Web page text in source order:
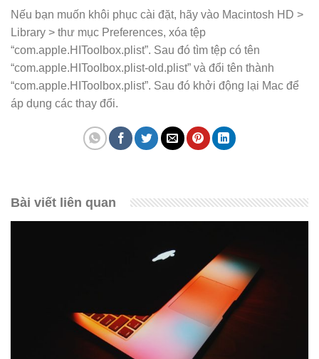
Nếu bạn muốn khôi phục cài đặt, hãy vào Macintosh HD >
Library > thư mục Preferences, xóa tệp
“com.apple.HIToolbox.plist”. Sau đó tìm tệp có tên
“com.apple.HIToolbox.plist-old.plist” và đổi tên thành
“com.apple.HIToolbox.plist”. Sau đó khởi động lại Mac để
áp dụng các thay đổi.
Bài viết liên quan